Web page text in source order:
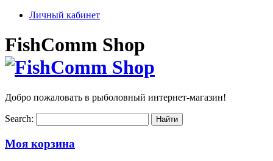
Личный кабинет
FishComm Shop
Добро пожаловать в рыболовный интернет-магазин!
Search:
Моя корзина